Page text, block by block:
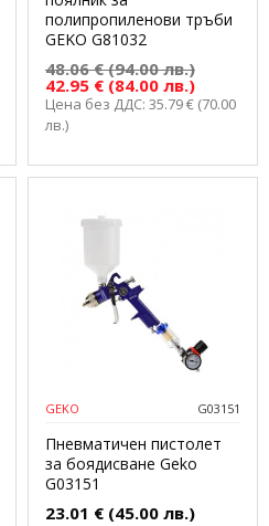
полипропиленови тръби
GEKO G81032
42.95 € (84.00 лв.)
48.06 € (94.00 лв.)
Цена без ДДС: 35.79 € (70.00
лв.)
GEKO G03151
Пневматичен пистолет
за боядисване Geko
G03151
23.01 € (45.00 лв.)